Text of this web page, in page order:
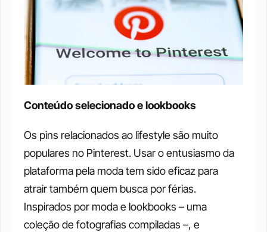
Conteúdo selecionado e lookbooks
Os pins relacionados ao lifestyle são muito
populares no Pinterest. Usar o entusiasmo da
plataforma pela moda tem sido eficaz para
atrair também quem busca por férias.
Inspirados por moda e lookbooks – uma
coleção de fotografias compiladas –, e